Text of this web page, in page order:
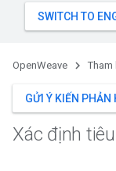
OpenWeave Tham
GỬI Ý KIẾN PHẢN
Xác định